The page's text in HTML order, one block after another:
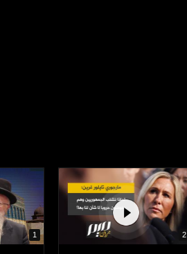
2
1